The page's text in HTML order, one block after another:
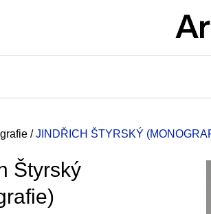
/ JINDŘICH ŠTYRSKÝ
Štyrský